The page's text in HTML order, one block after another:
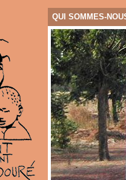
QUI SOMMES-